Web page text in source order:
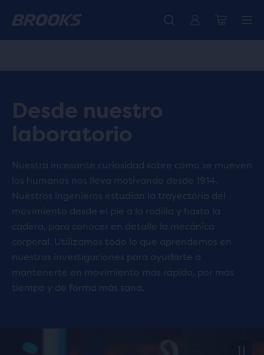
Envío gratuito en todos los pedidos superiores a € 100
Ya están aquí las nuevas Ghost Amp - Comprar Mujer Hombre
Presentamos la nueva colección Cascadia - Comprar ahora
Desde nuestro
laboratorio
Nuestra incesante curiosidad sobre cómo se mueven
los humanos nos lleva motivando desde 1914.
Nuestros ingenieros estudian la trayectoria del
movimiento desde el pie a la rodilla y hasta la
cadera, para conocer en detalle la mecánica
corporal. Utilizamos todo lo que aprendemos en
nuestras investigaciones para ayudarte a
mantenerte en movimiento más rápido, por más
tiempo y de forma más sana.